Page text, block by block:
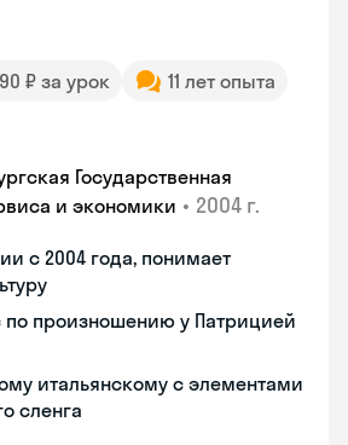
₽ за урок
11 лет опыта
Государственная
и экономики • 2004 г.
с 2004 года, понимает
по произношению у Патрицией
итальянскому с элементами
сленга